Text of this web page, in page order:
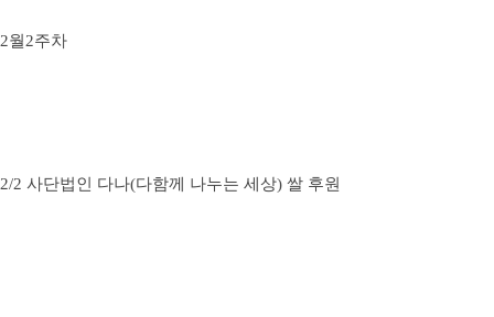
2월2주차
2/2 사단법인 다나(다함께 나누는 세상) 쌀 후원